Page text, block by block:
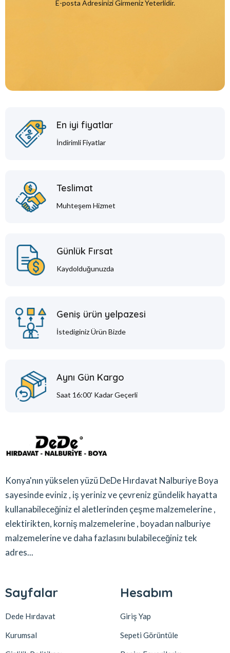
E-posta Adresinizi Girmeniz Yeterlidir.
En iyi fiyatlar
İndirimli Fiyatlar
Teslimat
Muhteşem Hizmet
Günlük Fırsat
Kaydolduğunuzda
Geniş ürün yelpazesi
İstediginiz Ürün Bizde
Aynı Gün Kargo
Saat 16:00' Kadar Geçerli
Konya'nın yükselen yüzü DeDe Hırdavat Nalburiye Boya
sayesinde eviniz , iş yeriniz ve çevreniz gündelik hayatta
kullanabileceğiniz el aletlerinden çeşme malzemelerine ,
elektirikten, korniş malzemelerine , boyadan nalburiye
malzemelerine ve daha fazlasını bulabileceğiniz tek
adres...
Sayfalar
Dede Hırdavat
Kurumsal
Hesabım
Giriş Yap
Sepeti Görüntüle